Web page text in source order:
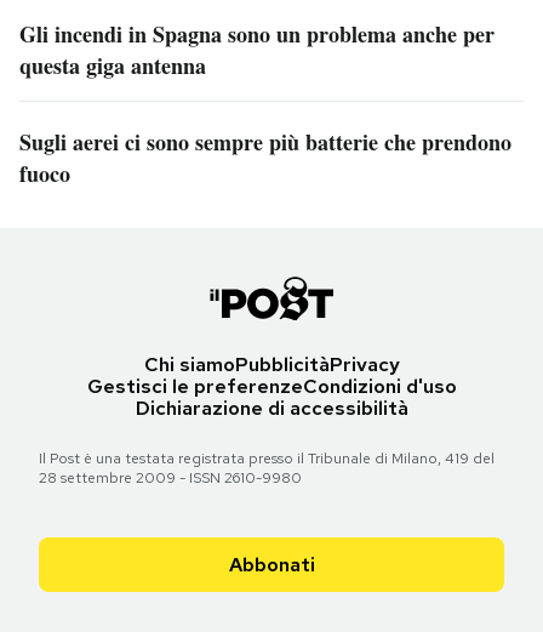
Gli incendi in Spagna sono un problema anche per
questa giga antenna
Sugli aerei ci sono sempre più batterie che prendono
fuoco
Chi siamoPubblicitàPrivacy
Gestisci le preferenzeCondizioni d'uso
Dichiarazione di accessibilità
Il Post è una testata registrata presso il Tribunale di Milano, 419 del
28 settembre 2009 - ISSN 2610-9980
Abbonati